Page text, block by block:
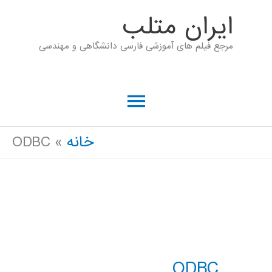
ايران متلب
مرجع فیلم های آموزشی فارسی دانشگاهی و مهندسی
فهرست
اصلیخانه ODBC